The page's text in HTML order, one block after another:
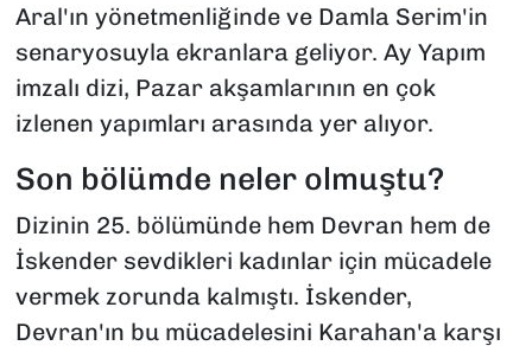
Aral'ın yönetmenliğinde ve Damla Serim'in
senaryosuyla ekranlara geliyor. Ay Yapım
imzalı dizi, Pazar akşamlarının en çok
izlenen yapımları arasında yer alıyor.
Son bölümde neler olmuştu?
Dizinin 25. bölümünde hem Devran hem de
İskender sevdikleri kadınlar için mücadele
vermek zorunda kalmıştı. İskender,
Devran'ın bu mücadelesini Karahan'a karşı